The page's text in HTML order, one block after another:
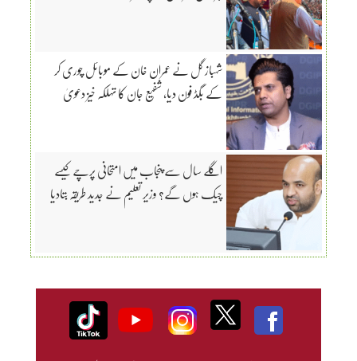
شہباز گل نے عمران خان کے موبائل چوری کر
کے بگڈ فون دیا، شفیع جان کا تہلکہ خیز دعویٰ
اگلے سال سے پنجاب میں امتحانی پرچے کیسے
چیک ہوں گے؟ وزیر تعلیم نے جدید طریقہ بتادیا